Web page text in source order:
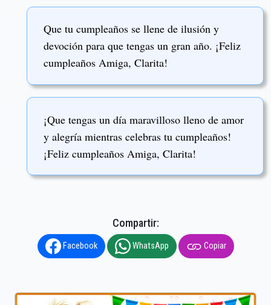
Que tu cumpleaños se llene de ilusión y
devoción para que tengas un gran año. ¡Feliz
cumpleaños Amiga, Clarita!
¡Que tengas un día maravilloso lleno de amor
y alegría mientras celebras tu cumpleaños!
¡Feliz cumpleaños Amiga, Clarita!
Compartir:
Facebook WhatsApp Copiar